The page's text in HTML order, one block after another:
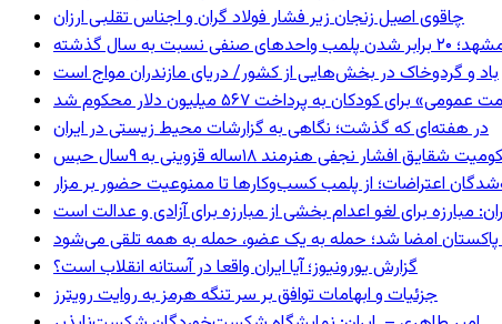
چاقوی اصیل زنجان زیر فشار فولاد گران و اجناس تقلبی ارزان
برابر شدن پلمب واحدهای صنفی نسبت به سال گذشته
باد و گردوخاک در بخش‌هایی از کشور/ دریای مازندران مواج است
برای کودکان به پرداخت ۵۶۷ میلیون دلار محکوم شد
در هفته‌ای که گذشت؛ نگاهی به گزارشات محیط زیستی در ایران
شقایق افشار نجفی هنرمند ۱۸ساله قزوینی به ۹سال حبس
اعتراضات؛ از پلمب کسب‌وکارها تا ممنوعیت حضور بر مزار
مبارزه برای لغو اعدام بخشی از مبارزه برای آزادی و عدالت است
پاکستان امضا شد؛ حمله به یک عضو، حمله به همه تلقی می‌شود
گزارش یورونیوز؛ آیا ایران واقعا در آستانه انقلاب است؟
جزئیات و ابهامات توافق بر سر تنگه هرمز به روایت رویترز